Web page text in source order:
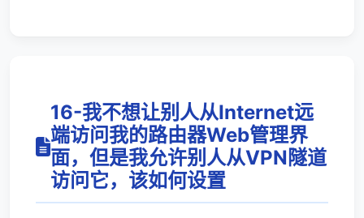
16-我不想让别人从Internet远
端访问我的路由器Web管理界
面，但是我允许别人从VPN隧道
访问它，该如何设置